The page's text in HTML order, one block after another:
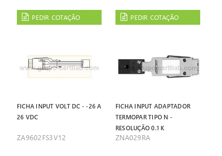
PEDIR COTAÇÃO PEDIR COTAÇÃO
FICHA INPUT VOLT DC - -26 A
26 VDC
ZA9602FS3V12
FICHA INPUT ADAPTADOR
TERMOPAR TIPO N -
RESOLUÇÃO 0.1 K
ZNA029RA